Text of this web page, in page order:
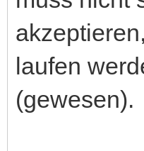
laufen
(gewesen).